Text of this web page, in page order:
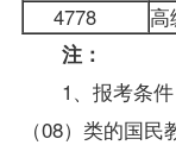
4778
高
注：
1、 报考条
（08）类的国